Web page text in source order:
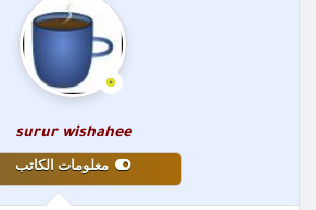
surur wishahee
معلومات الكاتب